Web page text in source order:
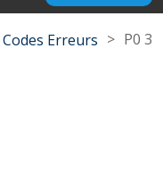
Codes Erreurs > P0 3